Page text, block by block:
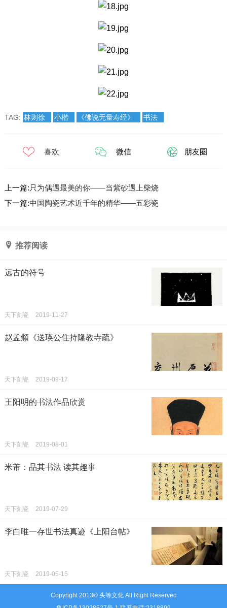
TAG: 林则徐 小楷 《佛说无量寿经》 书法
喜欢 微信 朋友圈
上一篇:只为偶遇最美的你——当紫砂遇上柴烧
下一篇:中国陶瓷艺术近千年的精华——五彩瓷
推荐阅读
远古的符号
天下刻瓷 2019-11-27
赵孟頫《送瑛公住持隆教寺疏》
天下刻瓷 2019-09-17
王阳明的书法作品欣赏
天下刻瓷 2019-08-01
米芾：品其书法 读其趣事
天下刻瓷 2019-07-29
李白唯一存世书法真迹《上阳台帖》
天下刻瓷 2019-05-15
Copyright 2013© 头等文化 All Right Reserved